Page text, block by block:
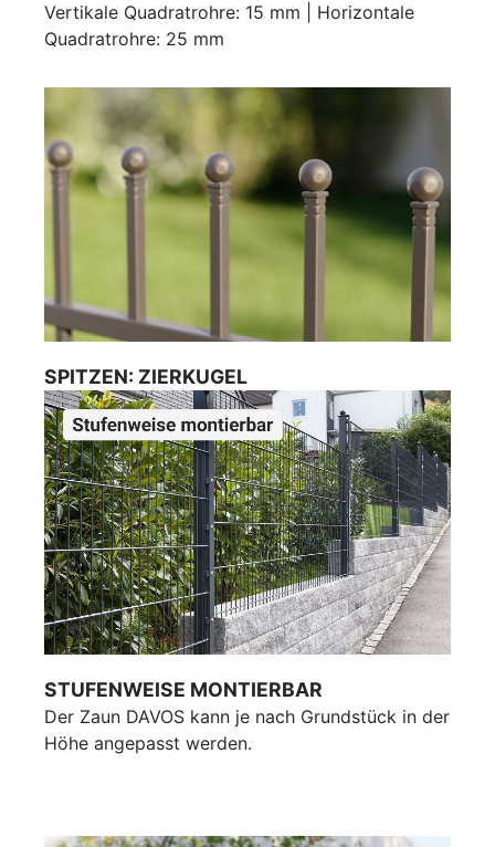
Vertikale Quadratrohre: 15 mm | Horizontale
Quadratrohre: 25 mm
SPITZEN: ZIERKUGEL
STUFENWEISE MONTIERBAR
Der Zaun DAVOS kann je nach Grundstück in der
Höhe angepasst werden.